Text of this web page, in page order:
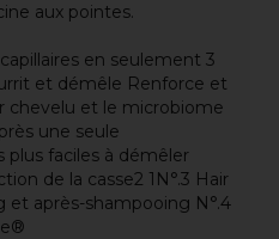
aux pointes.
en seulement 3
et démêle Renforce et
chevelu et le microbiome
une seule
plus faciles à démêler
de la casse2 1N°.3 Hair
après-shampooing N°.4